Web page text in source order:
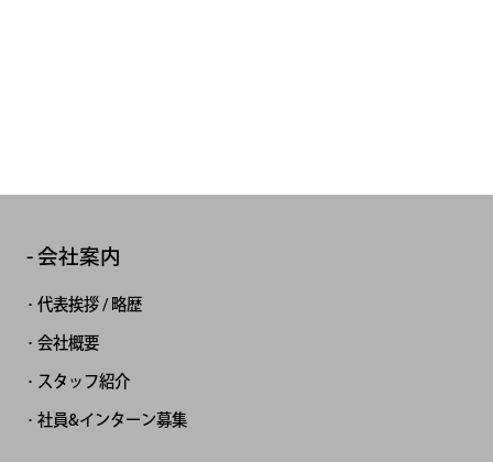
会社案内
代表挨拶 / 略歴
会社概要
スタッフ紹介
社員&インターン募集